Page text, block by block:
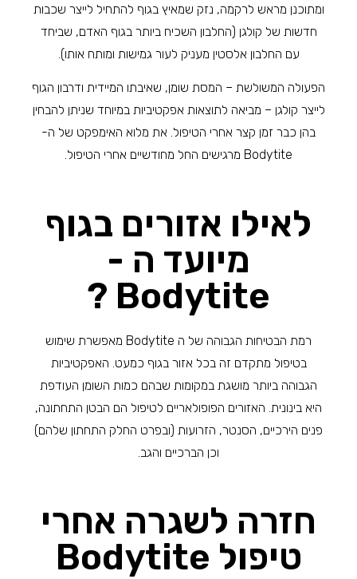
ומתוכנן מראש לרקמה, נזק שמאיץ בגוף להתחיל לייצר שכבות
חדשות של קולגן (החלבון השכיח ביותר בגוף האדם, שביחד
עם החלבון אלסטין מעניק לעור גמישות ומותח אותו).
הפעולה המשולשת – המסת שומן, שאיבתו המיידית ודרבון הגוף
לייצר קולגן – מביאה לתוצאות אפקטיביות במיוחד שניתן להבחין
בהן כבר זמן קצר אחרי הטיפול. את מלוא האימפקט של ה-
Bodytite מרגישים החל מחודשיים אחרי הטיפול.
לאילו אזורים בגוף
מיועד ה -
Bodytite ?
רמת הבטיחות הגבוהה של ה Bodytite מאפשרת שימוש
בטיפול מתקדם זה בכל אזור בגוף כמעט. האפקטיביות
הגבוהה ביותר מושגת במקומות שבהם כמות השומן העודפת
היא בינונית. האזורים הפופולאריים לטיפול הם הבטן התחתונה,
פנים הירכיים, הסנטר, הזרועות (ובפרט החלק התחתון שלהם)
וכן הברכיים והגב.
חזרה לשגרה אחרי
טיפול Bodytite